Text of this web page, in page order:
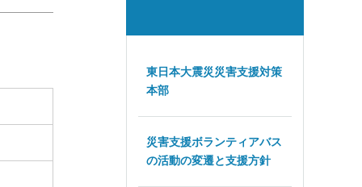
東日本大震災災害支援対策
本部
災害支援ボランティアバス
の活動の変遷と支援方針